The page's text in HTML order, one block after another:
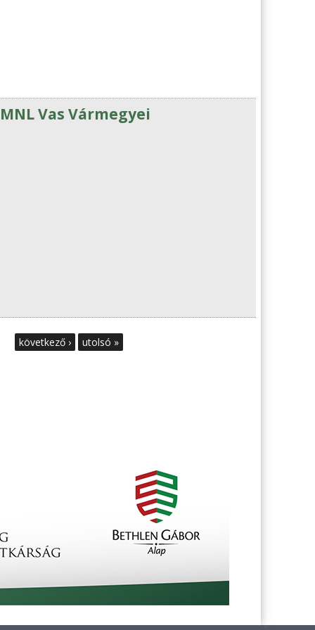
Vas Vármegyei
következő › utolsó »